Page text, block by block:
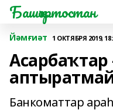
Башҡортостан
Йәмғиәт 1 ОКТЯБРЯ 2019,
Банкоматтар